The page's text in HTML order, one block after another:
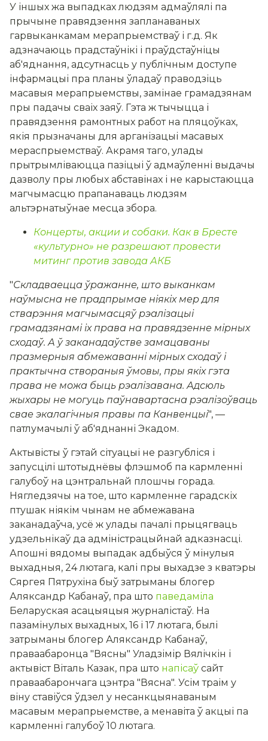
У іншых жа выпадках людзям адмаўлялі па
прычыне правядзення запланаваных
гарвыканкамам мерапрыемстваў і г.д. Як
адзначаюць прадстаўнікі і праўдстаўніцы
аб'яднання, адсутнасць у публічным доступе
інфармацыі пра планы ўладаў праводзіць
масавыя мерапрыемствы, замінае грамадзянам
пры падачы сваіх заяў. Гэта ж тычыцца і
правядзення рамонтных работ на пляцоўках,
якія прызначаны для арганізацыі масавых
мераспрыемстваў. Акрамя таго, улады
прытрымліваюцца пазіцыі ў адмаўленні выдачы
дазволу пры любых абставінах і не карыстаюцца
магчымасцю прапанаваць людзям
альтэрнатыўнае месца збора.
Концерты, акции и собаки. Как в Бресте
«культурно» не разрешают провести
митинг против завода АКБ
"Складваецца ўражанне, што выканкам
наўмысна не прадпрымае ніякіх мер для
стварэння магчымасцяў рэалізацыі
грамадзянамі іх права на правядзенне мірных
сходаў. А ў заканадаўстве замацаваны
празмерныя абмежаванні мірных сходаў і
практычна створаныя ўмовы, пры якіх гэта
права не можа быць рэалізавана. Адсюль
жыхары не могуць паўнавартасна рэалізоўваць
свае экалагічныя правы па Канвенцыі", —
патлумачылі ў аб'яднанні Экадом.
Актывісты ў гэтай сітуацыі не разгубліся і
запусцілі штотыднёвы флэшмоб па кармленні
галубоў на цэнтральнай плошчы горада.
Нягледзячы на тое, што кармленне гарадскіх
птушак ніякім чынам не абмежавана
заканадаўча, усё ж улады пачалі прыцягваць
удзельнікаў да адміністрацыйнай адказнасці.
Апошні вядомы выпадак адбыўся ў мінулыя
выхадныя, 24 лютага, калі пры выхадзе з кватэры
Сяргея Пятрухіна быў затрыманы блогер
Аляксандр Кабанаў, пра што паведаміла
Беларуская асацыяцыя журналістаў. На
пазамінулых выхадных, 16 і 17 лютага, былі
затрыманы блогер Аляксандр Кабанаў,
праваабаронца "Вясны" Уладзімір Вялічкін і
актывіст Віталь Казак, пра што напісаў сайт
праваабарончага цэнтра "Вясна". Усім траім у
віну ставіўся ўдзел у несанкцыянаваным
масавым мерапрыемстве, а менавіта ў акцыі па
кармленні галубоў 10 лютага.